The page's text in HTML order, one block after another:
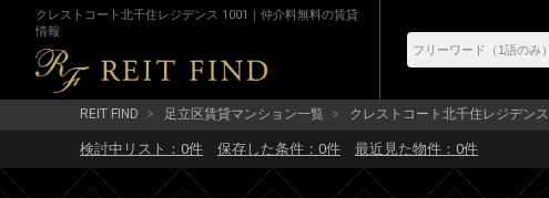
クレストコート北千住レジデンス 1001｜仲介料無料の賃貸
情報
REIT FIND 足立区賃貸マンション一覧 クレストコート北千住レジデンス
検討中リスト： 0件 保存した条件： 0件 最近見た物件： 0件